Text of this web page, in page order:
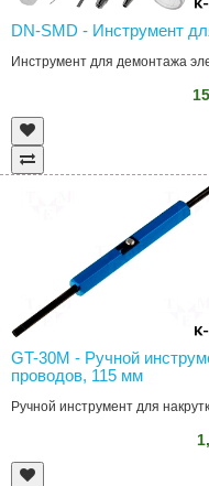
DN-SMD - Инструмент
Инструмент для демонтажа
GT-30M - Ручной
проводов, 115 мм
Ручной инструмент для